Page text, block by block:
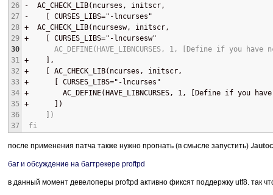
26
27
28
29
30
31
32
33
34
35
36
37
-
  AC_CHECK_LIB(ncurses, initscr,
-
    [ CURSES_LIBS="-lncurses"
+
  AC_CHECK_LIB(ncursesw, initscr,
+
    [ CURSES_LIBS="-lncursesw"
AC_DEFINE(HAVE_LIBNCURSES, 1, [Define if you have
+
    ],
+
    [ AC_CHECK_LIB(ncurses, initscr,
+
      [ CURSES_LIBS="-lncurses"
+
AC_DEFINE(HAVE_LIBNCURSES, 1, [Define if you
+
      ])
     ])
fi
после применения патча также нужно прогнать (в смысле запустить) ./
баг и обсуждение на багтрекере proftpd
в данный момент девелоперы proftpd активно фиксят поддержку utf8. так